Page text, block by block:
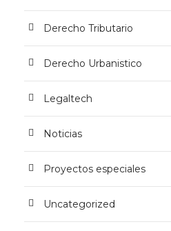
Derecho Tributario
Derecho Urbanistico
Legaltech
Noticias
Proyectos especiales
Uncategorized